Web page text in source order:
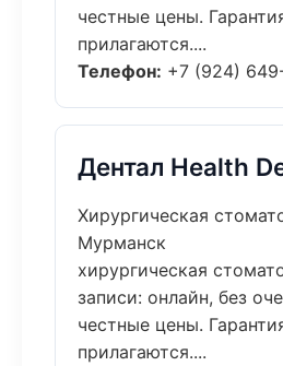
честные цены.
прилагаются....
Телефон: +7 (924)
Дентал Health
Хирургическая
Мурманск
хирургическая
записи: онлайн, без
честные цены.
прилагаются....